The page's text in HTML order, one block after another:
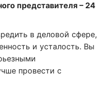
представителя – 24
в деловой сфере,
и усталость. Вы
провести с